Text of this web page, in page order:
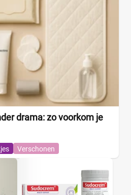
drama: zo voorkom je
Verschonen